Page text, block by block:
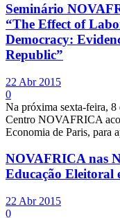
Seminário
“The Effect of
Democracy:
Republic”
22 Abr 2015
0
Na próxima sexta-feira, 8
Centro NOVAFRICA
Economia de Paris, para
NOVAFRICA nas
Educação Eleitoral
22 Abr 2015
0